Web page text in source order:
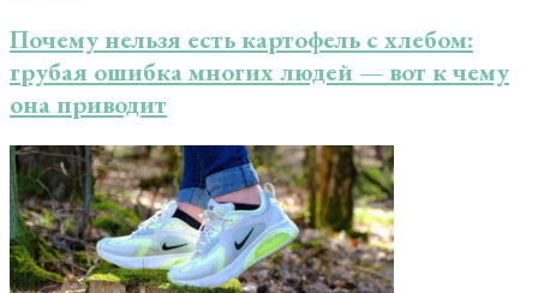
Почему нельзя есть картофель с хлебом:
грубая ошибка многих людей — вот к чему
она приводит